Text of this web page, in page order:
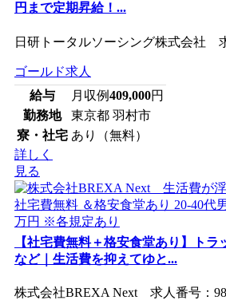
円まで定期昇給！...
日研トータルソーシング株式会社
ゴールド求人
給与
月収例409,000円
勤務地
東京都 羽村市
寮・社宅 あり（無料）
詳しく
見る
【社宅費無料＋格安食堂あり】トラ
など｜生活費を抑えてゆと...
株式会社BREXA Next 求人番号：